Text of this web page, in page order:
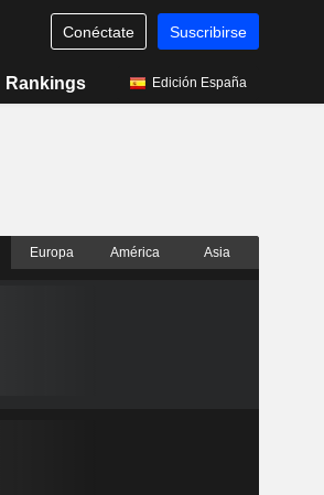
Conéctate Suscribirse
Rankings Edición España
Europa América Asia